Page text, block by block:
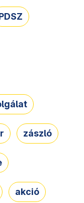
zászló
akció